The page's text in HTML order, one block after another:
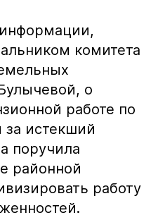
комитета
о
работе по
истекший
поручила
районной
работу